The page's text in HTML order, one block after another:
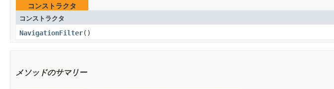
コンストラクタ
コンストラクタ
NavigationFilter​()
メソッドのサマリー